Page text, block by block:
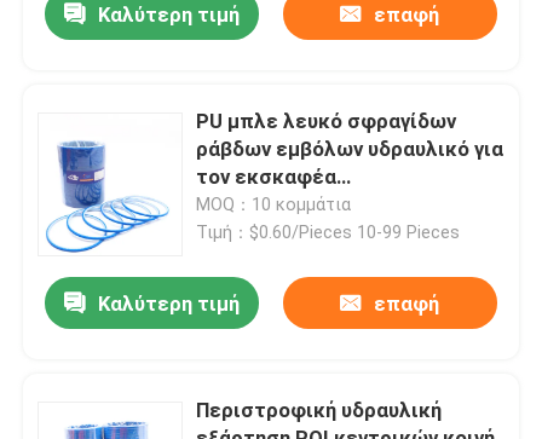
Γύρος εργοστασίων
Ποιοτικός έλεγχος
Μας ελάτε σε επαφή με
Ειδήσεις
Υδραυλική εξάρτηση σφραγίδων διακοπτών
Καλύτερη τιμή επαφή
PU μπλε λευκό σφραγίδων
ράβδων εμβόλων υδραυλικό για
τον εκσκαφέα
αντιολισθητικών αλυσίδων
MOQ：10 κομμάτια
Τιμή：$0.60/Pieces 10-99 Pieces
Καλύτερη τιμή επαφή
Περιστροφική υδραυλική